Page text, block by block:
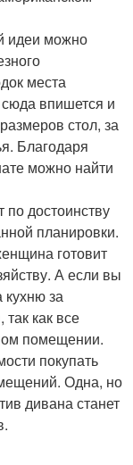
идеи можно
места
сюда впишется и
стол, за
Благодаря
можно найти
достоинству
планировки.
готовит
А если вы
кухню за
как все
помещении.
покупать
Одна, но
дивана станет